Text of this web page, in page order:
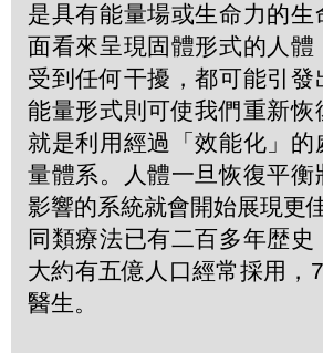
是具有能量場或生命力的
面看來呈現固體形式的人
受到任何干擾，都可能引
能量形式則可使我們重新
就是利用經過「效能化」
量體系。人體一旦恢復平
影響的系統就會開始展現更
同類療法已有二百多年歴
大約有五億人口經常採用，
醫生。